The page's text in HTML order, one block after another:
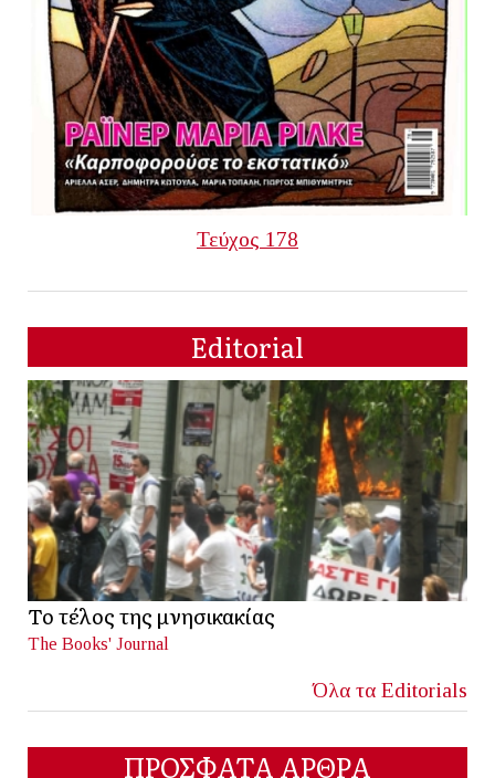
Τεύχος 178
Editorial
Το τέλος της μνησικακίας
The Books' Journal
Όλα τα Editorials
ΠΡΟΣΦΑΤΑ ΑΡΘΡΑ